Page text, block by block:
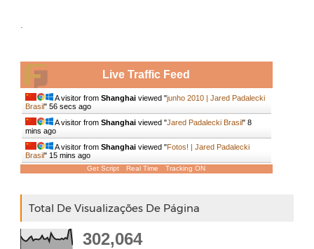
Live Traffic Feed
A visitor from Shanghaiviewed "junho 2010 | Jared Padalecki
Brasil" 56 secs ago
A visitor from Shanghaiviewed "Jared Padalecki Brasil" 8
mins ago
A visitor from Shanghaiviewed "Fotos! | Jared Padalecki
Brasil" 15 mins ago
Get Script Real Time Tracking ON
Total De Visualizações De Página
302,064